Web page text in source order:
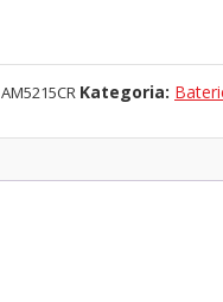
AM5215CR Kategoria: